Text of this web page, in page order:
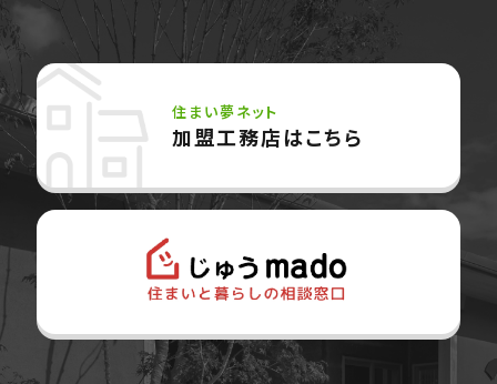
住まい夢ネット
加盟工務店はこちら